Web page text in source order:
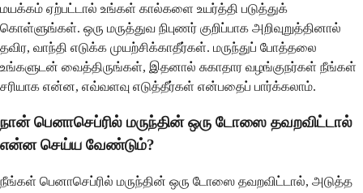
மயக்கம் ஏற்பட்டால் உங்கள் கால்களை உயர்த்தி படுத்துக்
கொள்ளுங்கள். ஒரு மருத்துவ நிபுணர் குறிப்பாக அறிவுறுத்தினால்
தவிர, வாந்தி எடுக்க முயற்சிக்காதீர்கள். மருந்துப் போத்தலை
உங்களுடன் வைத்திருங்கள், இதனால் சுகாதார வழங்குநர்கள் நீங்கள்
சரியாக என்ன, எவ்வளவு எடுத்தீர்கள் என்பதைப் பார்க்கலாம்.
நான் பெனாசெப்ரில் மருந்தின் ஒரு டோஸை தவறவிட்டால்
என்ன செய்ய வேண்டும்?
நீங்கள் பெனாசெப்ரில் மருந்தின் ஒரு டோஸை தவறவிட்டால், அடுத்த